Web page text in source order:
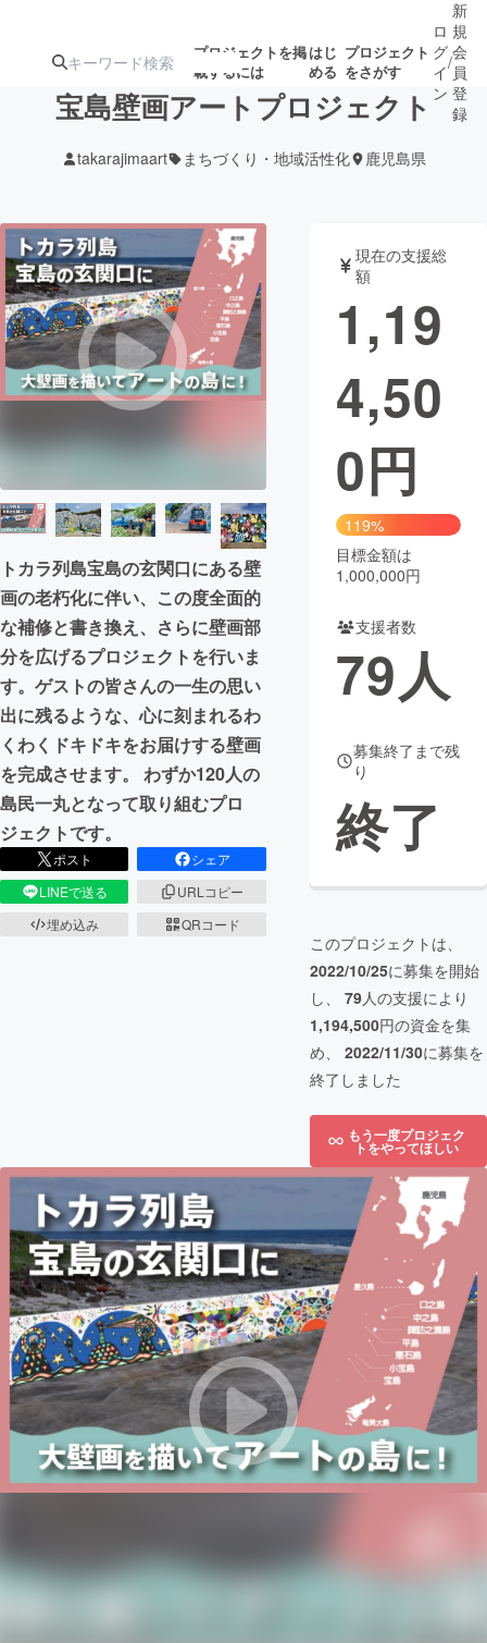
プロジェクトを掲
載するには
はじ
める
プロジェクト
をさがす
アート・写真
テクノロジー・ガジェット ゲーム・サ
映像・映画 書籍・雑誌
チャレンジ
まちづくり・地域活性化
CAMPFIRE for Social Good
CAMPFIREふるさと納税machi-ya コミュニティ
ロ
グ
イ
ン
/
新
規
会
員
登
録
宝島壁画アートプロジェクト
takarajimaart まちづくり・地域活性化 鹿児島県
トカラ列島宝島の玄関口にある壁
画の老朽化に伴い、この度全面的
な補修と書き換え、さらに壁画部
分を広げるプロジェクトを行いま
す。ゲストの皆さんの一生の思い
出に残るような、心に刻まれるわ
くわくドキドキをお届けする壁画
を完成させます。 わずか120人の
島民一丸となって取り組むプロ
ジェクトです。
ポスト
シェア
LINEで送る
URLコピー
埋め込み
QRコード
現在の支援総
額
1,19
4,50
0円
119%
目標金額は
1,000,000円
支援者数
79人
募集終了まで残
り
終了
このプロジェクトは、
2022/10/25に募集を開始
し、 79人の支援により
1,194,500円の資金を集
め、 2022/11/30に募集を
終了しました
もう一度プロジェク
トをやってほしい